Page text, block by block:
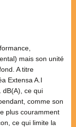
mais son unité
A titre
Extensa A.I
dB(A), ce qui
comme son
plus couramment
ce qui limite la